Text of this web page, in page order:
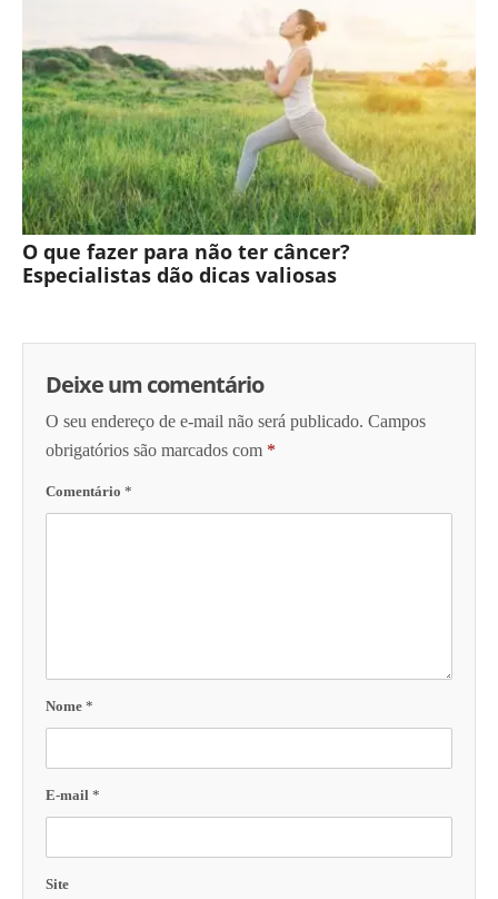
O que fazer para não ter câncer?
Especialistas dão dicas valiosas
Deixe um comentário
O seu endereço de e-mail não será publicado. Campos
obrigatórios são marcados com *
Comentário *
Nome *
E-mail *
Site